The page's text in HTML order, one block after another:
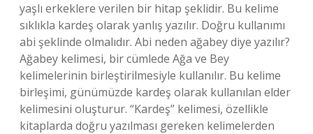
yaşlı erkeklere verilen bir hitap şeklidir. Bu kelime
sıklıkla kardeş olarak yanlış yazılır. Doğru kullanımı
abi şeklinde olmalıdır. Abi neden ağabey diye yazılır?
Ağabey kelimesi, bir cümlede Ağa ve Bey
kelimelerinin birleştirilmesiyle kullanılır. Bu kelime
birleşimi, günümüzde kardeş olarak kullanılan elder
kelimesini oluşturur. “Kardeş” kelimesi, özellikle
kitaplarda doğru yazılması gereken kelimelerden